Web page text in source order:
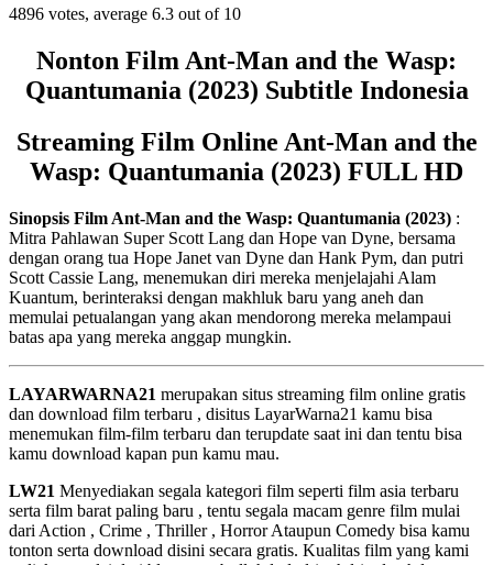
4896 votes, average 6.3 out of 10
Nonton Film Ant-Man and the Wasp:
Quantumania (2023) Subtitle Indonesia
Streaming Film Online Ant-Man and the
Wasp: Quantumania (2023) FULL HD
Sinopsis Film Ant-Man and the Wasp: Quantumania (2023) :
Mitra Pahlawan Super Scott Lang dan Hope van Dyne, bersama
dengan orang tua Hope Janet van Dyne dan Hank Pym, dan putri
Scott Cassie Lang, menemukan diri mereka menjelajahi Alam
Kuantum, berinteraksi dengan makhluk baru yang aneh dan
memulai petualangan yang akan mendorong mereka melampaui
batas apa yang mereka anggap mungkin.
LAYARWARNA21 merupakan situs streaming film online gratis
dan download film terbaru , disitus LayarWarna21 kamu bisa
menemukan film-film terbaru dan terupdate saat ini dan tentu bisa
kamu download kapan pun kamu mau.
LW21 Menyediakan segala kategori film seperti film asia terbaru
serta film barat paling baru , tentu segala macam genre film mulai
dari Action , Crime , Thriller , Horror Ataupun Comedy bisa kamu
tonton serta download disini secara gratis. Kualitas film yang kami